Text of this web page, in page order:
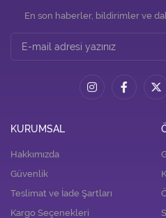
En son haberler, bildirimler ve
KURUMSAL
Hakkımızda
Güvenlik
Teslimat ve İade Şartları
Kargo Seçenekleri